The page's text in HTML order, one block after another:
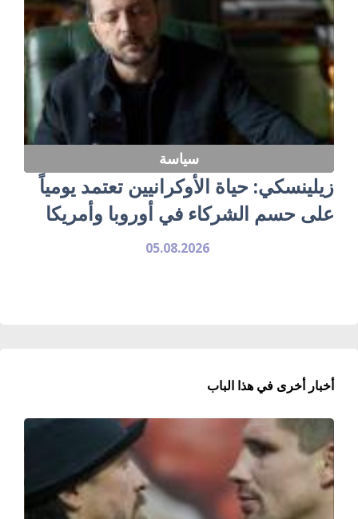
سياسة
زيلينسكي: حياة الأوكرانيين تعتمد يومياً
على حسم الشركاء في أوروبا وأمريكا
05.08.2026
أخبار أخرى في هذا الباب